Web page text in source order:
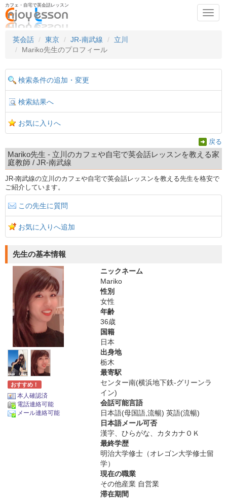
カフェ・自宅で英会話レッスン
英会話
東京 JR-南武線
立川
Mariko先生のプロフィール
検索条件の追加・変更
検索結果へ
お気に入りへ
戻る
Mariko先生 - 立川のカフェや自宅で英会話レッスンを教える家
庭教師 / JR-南武線
JR-南武線の立川のカフェや自宅で英会話レッスンを教える先生を格安で
ご紹介しています。
この先生に質問
お気に入りへ追加
先生の基本情報
おすすめ！
本人確認済
電話連絡可能
メール連絡可能
ニックネーム
Mariko
性別
女性
年齢
36歳
国籍
日本
出身地
栃木
最寄駅
センター南(横浜地下鉄-グリーンラ
イン)
会話可能言語
日本語(母国語,流暢) 英語(流暢)
日本語メール可否
漢字、ひらがな、カタカナＯＫ
最終学歴
明治大学修士（オレゴン大学修士留
学）
現在の職業
その他産業 自営業
滞在期間